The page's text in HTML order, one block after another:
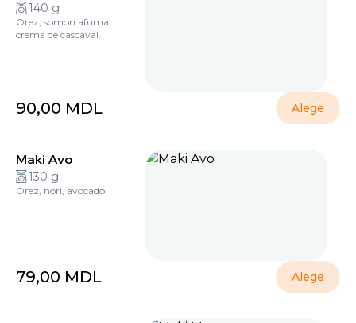
140 g
Orez, somon afumat,
crema de cascaval.
90,00 MDL Alege
Maki Avo
130 g
Orez, nori, avocado.
79,00 MDL Alege